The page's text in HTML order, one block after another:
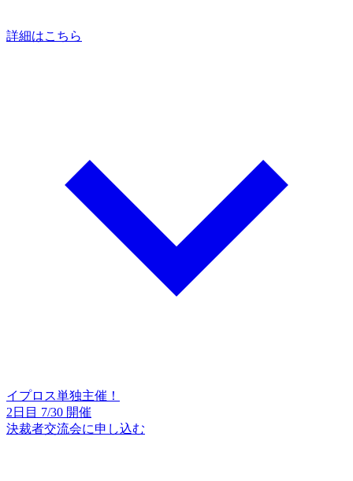
詳細はこちら
イプロス単独主催！
2日目 7/30 開催
決裁者交流会に申し込む